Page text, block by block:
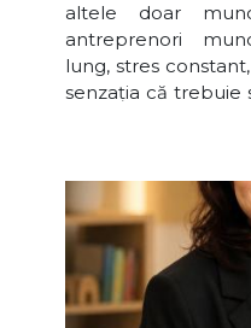
altele doar
antreprenori
lung, stres
senzația că trebuie
nu apare
momentul de